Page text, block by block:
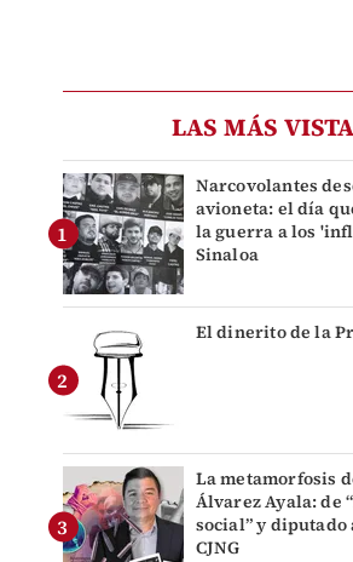
LAS MÁS
Narcovolantes
avioneta: el día
la guerra a los
Sinaloa
El dinerito de la
La metamorfosis
Álvarez Ayala: de
social” y
CJNG